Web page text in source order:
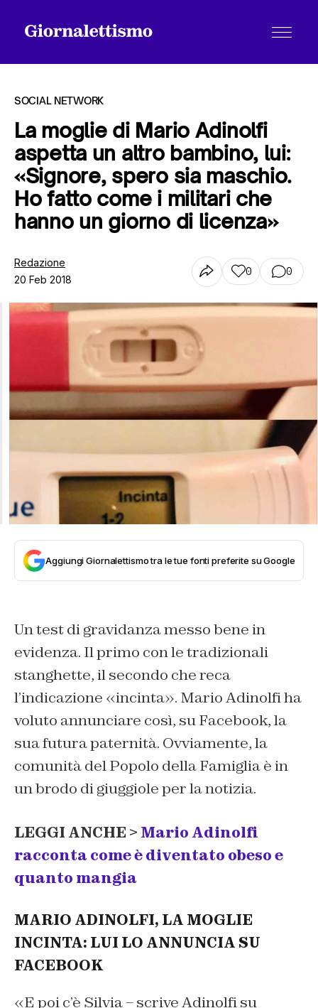
Tutti gli articoli
Chi siamo
Contatti
SOCIAL NETWORK
La moglie di Mario Adinolfi
aspetta un altro bambino, lui:
«Signore, spero sia maschio.
Ho fatto come i militari che
hanno un giorno di licenza»
Redazione
20 Feb 2018
0 0
Aggiungi Giornalettismo tra le tue fonti preferite su Google
Un test di gravidanza messo bene in
evidenza. Il primo con le tradizionali
stanghette, il secondo che reca
l’indicazione «incinta». Mario Adinolfi ha
voluto annunciare così, su Facebook, la
sua futura paternità. Ovviamente, la
comunità del Popolo della Famiglia è in
un brodo di giuggiole per la notizia.
LEGGI ANCHE > Mario Adinolfi
racconta come è diventato obeso e
quanto mangia
MARIO ADINOLFI, LA MOGLIE
INCINTA: LUI LO ANNUNCIA SU
FACEBOOK
«E poi c’è Silvia – scrive Adinolfi su